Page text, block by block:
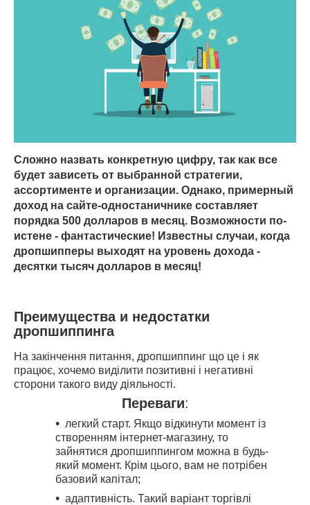
Сложно назвать конкретную цифру, так как все
будет зависеть от выбранной стратегии,
ассортименте и организации. Однако, примерный
доход на сайте-одностаничнике составляет
порядка 500 долларов в месяц. Возможности по-
истене - фантастические! Известны случаи, когда
дропшипперы выходят на уровень дохода -
десятки тысяч долларов в месяц!
Преимущества и недостатки
дропшиппинга
На закінчення питання, дропшиппинг що це і як
працює, хочемо виділити позитивні і негативні
сторони такого виду діяльності.
Переваги:
легкий старт. Якщо відкинути момент із
створенням інтернет-магазину, то
зайнятися дропшиппингом можна в будь-
який момент. Крім цього, вам не потрібен
базовий капітал;
адаптивність. Такий варіант торгівлі